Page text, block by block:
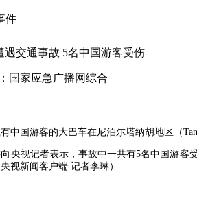
件
遇交通事故 5名中国游客受伤
国家应急广播网综合
中国游客的大巴车在尼泊尔塔纳胡地区（
央视记者表示，事故中一共有5名中国游
视新闻客户端 记者李琳）